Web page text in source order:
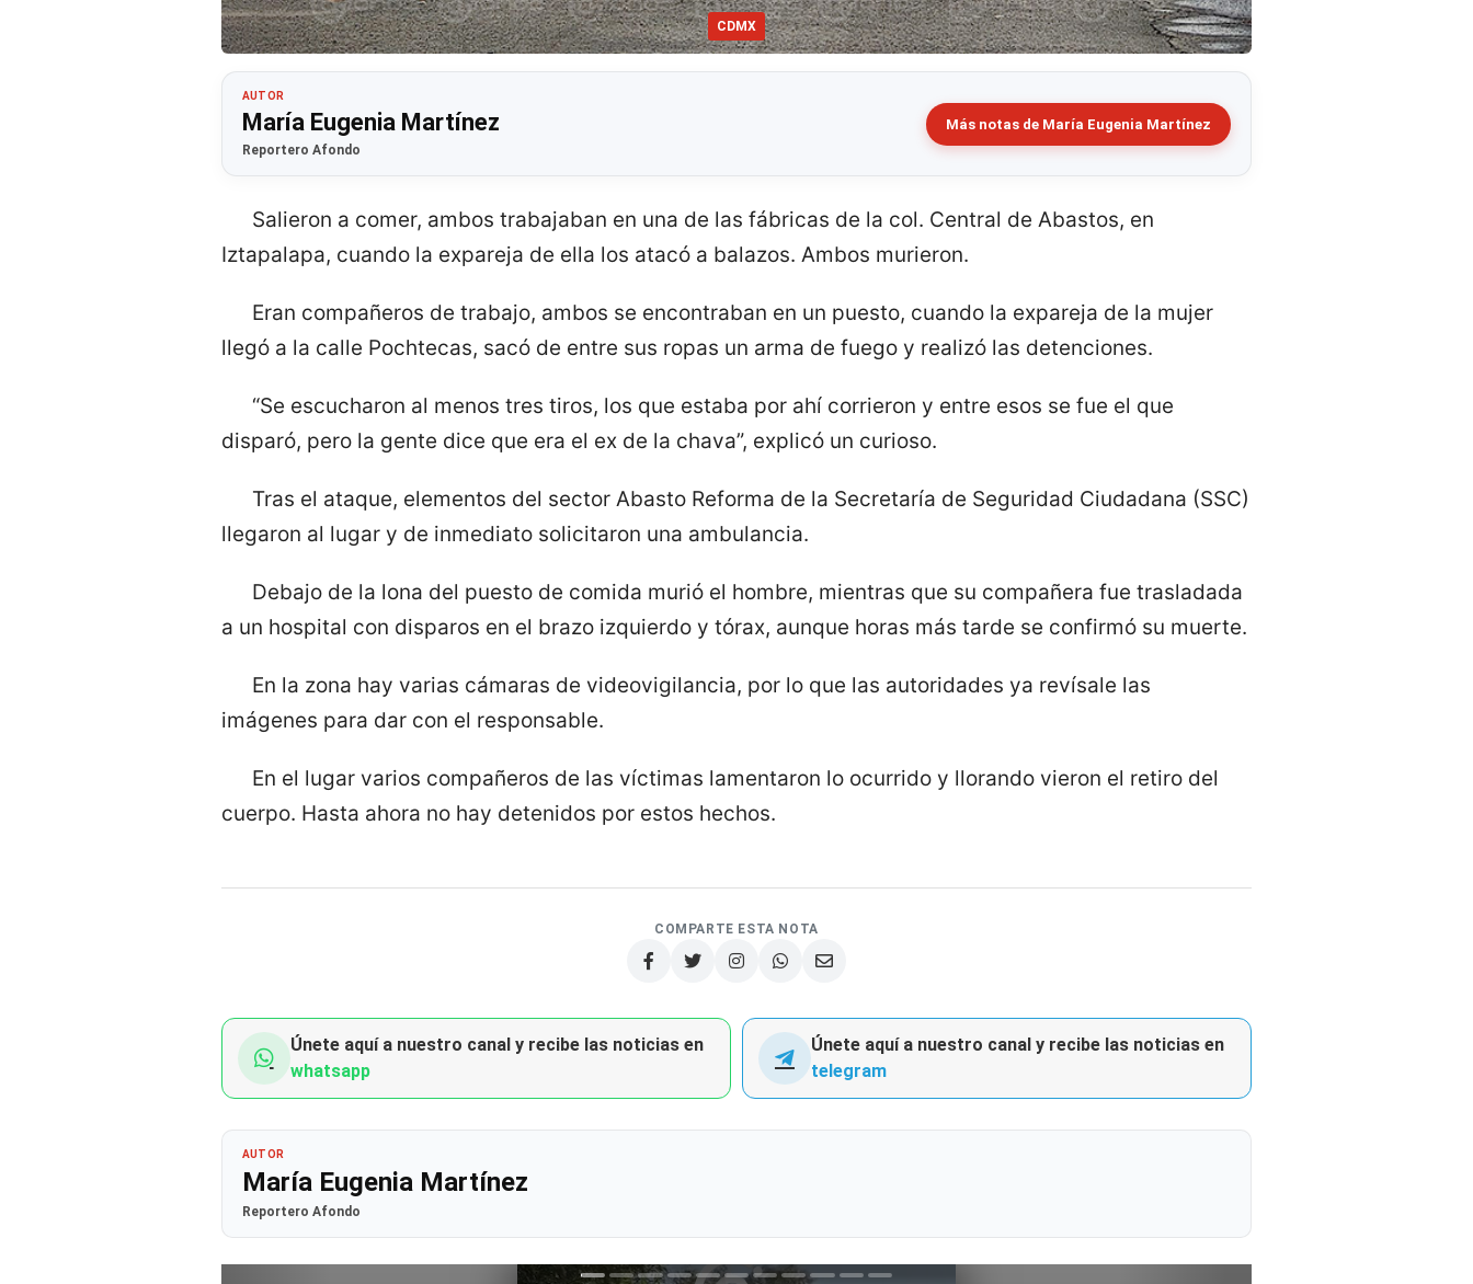
CDMX
AUTOR
María Eugenia Martínez
Reportero Afondo
Más notas de María Eugenia Martínez
Salieron a comer, ambos trabajaban en una de las fábricas de la col. Central de Abastos, en
Iztapalapa, cuando la expareja de ella los atacó a balazos. Ambos murieron.
Eran compañeros de trabajo, ambos se encontraban en un puesto, cuando la expareja de la mujer
llegó a la calle Pochtecas, sacó de entre sus ropas un arma de fuego y realizó las detenciones.
“Se escucharon al menos tres tiros, los que estaba por ahí corrieron y entre esos se fue el que
disparó, pero la gente dice que era el ex de la chava”, explicó un curioso.
Tras el ataque, elementos del sector Abasto Reforma de la Secretaría de Seguridad Ciudadana (SSC)
llegaron al lugar y de inmediato solicitaron una ambulancia.
Debajo de la lona del puesto de comida murió el hombre, mientras que su compañera fue trasladada
a un hospital con disparos en el brazo izquierdo y tórax, aunque horas más tarde se confirmó su muerte.
En la zona hay varias cámaras de videovigilancia, por lo que las autoridades ya revísale las
imágenes para dar con el responsable.
En el lugar varios compañeros de las víctimas lamentaron lo ocurrido y llorando vieron el retiro del
cuerpo. Hasta ahora no hay detenidos por estos hechos.
COMPARTE ESTA NOTA
Únete aquí a nuestro canal y recibe las noticias en
whatsapp
Únete aquí a nuestro canal y recibe las noticias en
telegram
AUTOR
María Eugenia Martínez
Reportero Afondo